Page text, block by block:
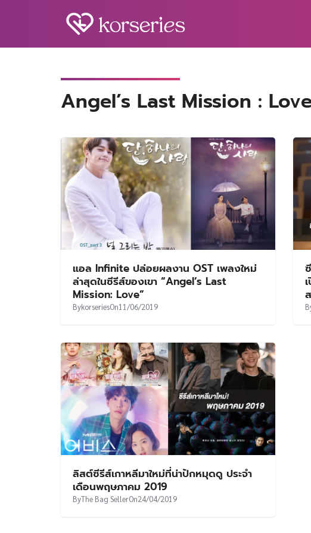
Angel’s Last Mission :
แอล Infinite ปล่อยผลงาน OST เพลงใหม่
ล่าสุดในซีรีส์ของเขา “Angel’s Last
Mission: Love”
BykorseriesOn11/06/2019
ลิสต์ซีรีส์เกาหลีมาใหม่ที่น่าปักหมุดดู ประจำ
เดือนพฤษภาคม 2019
ByThe Bag SellerOn24/04/2019